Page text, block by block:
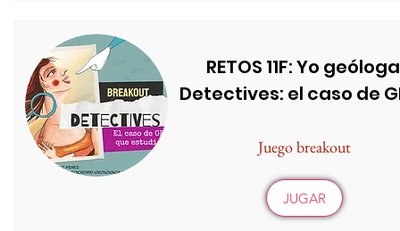
RETOS 11F: Yo
Detectives: el caso de
Juego breakout
JUGAR